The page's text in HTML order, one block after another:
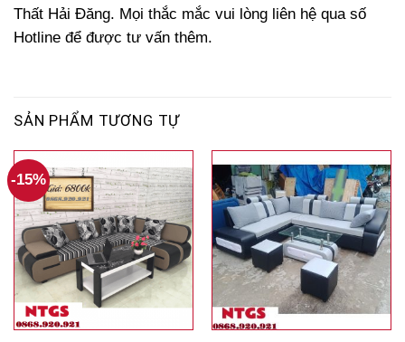
Thất Hải Đăng. Mọi thắc mắc vui lòng liên hệ qua số
Hotline để được tư vấn thêm.
SẢN PHẨM TƯƠNG TỰ
-15%